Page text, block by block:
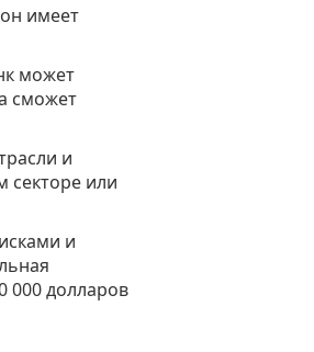
имеет
может
сможет
и
секторе или
и
000 долларов